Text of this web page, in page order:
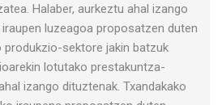
Halaber, aurkeztu ahal izango
luzeagoa proposatzen duten
sektore jakin batzuk
lotutako prestakuntza-
izango dituztenak. Txandakako